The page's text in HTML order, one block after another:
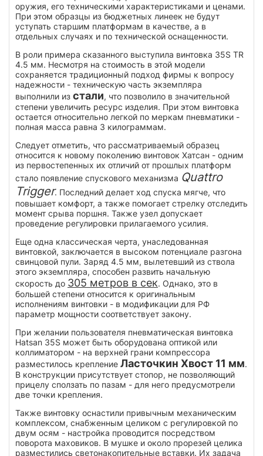
оружия, его техническими характеристиками и ценами.
При этом образцы из бюджетных линеек не будут
уступать старшим платформам в качестве, а в
отдельных случаях и по технической оснащенности.
В роли примера сказанного выступила винтовка 35S TR
4.5 мм. Несмотря на стоимость в этой модели
сохраняется традиционный подход фирмы к вопросу
надежности - техническую часть экземпляра
выполнили из стали, что позволило в значительной
степени увеличить ресурс изделия. При этом винтовка
остается относительно легкой по меркам пневматики -
полная масса равна 3 килограммам.
Следует отметить, что рассматриваемый образец
относится к новому поколению винтовок Хатсан - одним
из первостепенных их отличий от прошлых платформ
стало появление спускового механизма Quattro
Trigger. Последний делает ход спуска мягче, что
повышает комфорт, а также помогает стрелку отследить
момент срыва поршня. Также узел допускает
проведение регулировки прилагаемого усилия.
Еще одна классическая черта, унаследованная
винтовкой, заключается в высоком потенциале разгона
свинцовой пули. Заряд 4.5 мм, вылетевший из ствола
этого экземпляра, способен развить начальную
скорость до 305 метров в сек. Однако, это в
большей степени относится к оригинальным
исполнениям винтовки - в модификации для РФ
параметр мощности соответствует закону.
При желании пользователя пневматическая винтовка
Hatsan 35S может быть оборудована оптикой или
коллиматором - на верхней грани компрессора
разместилось крепление Ласточкин Хвост 11 мм.
В конструкции присутствует стопор, не позволяющий
прицелу сползать по пазам - для него предусмотрели
две точки крепления.
Также винтовку оснастили привычным механическим
комплексом, снабженным целиком с регулировкой по
двум осям - настройка проводится посредством
поворота маховиков. В мушке и около прорезей целика
разместились светонакопительные вставки. Их задача